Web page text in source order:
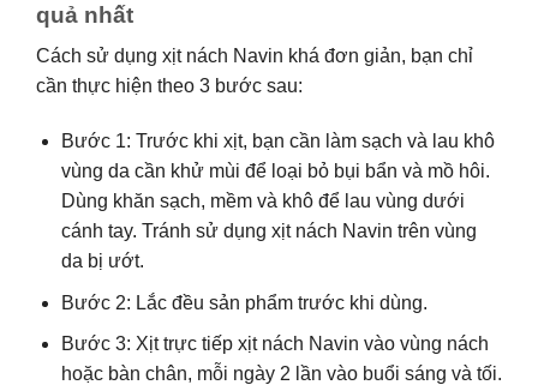
quả nhất
Cách sử dụng xịt nách Navin khá đơn giản, bạn chỉ
cần thực hiện theo 3 bước sau:
Bước 1: Trước khi xịt, bạn cần làm sạch và lau khô
vùng da cần khử mùi để loại bỏ bụi bẩn và mồ hôi.
Dùng khăn sạch, mềm và khô để lau vùng dưới
cánh tay. Tránh sử dụng xịt nách Navin trên vùng
da bị ướt.
Bước 2: Lắc đều sản phẩm trước khi dùng.
Bước 3: Xịt trực tiếp xịt nách Navin vào vùng nách
hoặc bàn chân, mỗi ngày 2 lần vào buổi sáng và tối.